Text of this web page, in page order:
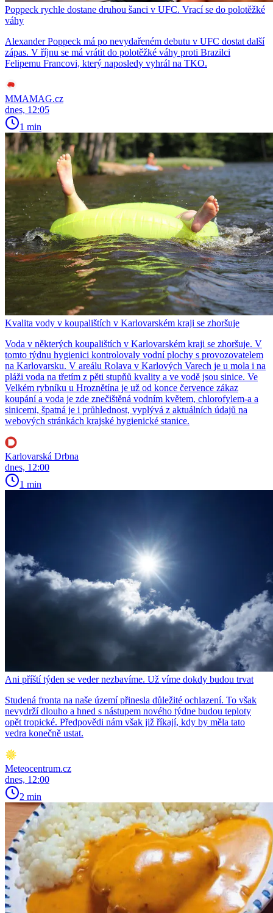
Poppeck rychle dostane druhou šanci v UFC. Vrací se do polotěžké
váhy
Alexander Poppeck má po nevydařeném debutu v UFC dostat další
zápas. V říjnu se má vrátit do polotěžké váhy proti Brazilci
Felipemu Francovi, který naposledy vyhrál na TKO.
MMAMAG.cz
dnes, 12:05
1 min
Kvalita vody v koupalištích v Karlovarském kraji se zhoršuje
Voda v některých koupalištích v Karlovarském kraji se zhoršuje. V
tomto týdnu hygienici kontrolovaly vodní plochy s provozovatelem
na Karlovarsku. V areálu Rolava v Karlových Varech je u mola i na
pláži voda na třetím z pěti stupňů kvality a ve vodě jsou sinice. Ve
Velkém rybníku u Hroznětína je už od konce července zákaz
koupání a voda je zde znečištěná vodním květem, chlorofylem-a a
sinicemi, špatná je i průhlednost, vyplývá z aktuálních údajů na
webových stránkách krajské hygienické stanice.
Karlovarská Drbna
dnes, 12:00
1 min
Ani příští týden se veder nezbavíme. Už víme dokdy budou trvat
Studená fronta na naše území přinesla důležité ochlazení. To však
nevydrží dlouho a hned s nástupem nového týdne budou teploty
opět tropické. Předpovědi nám však již říkají, kdy by měla tato
vedra konečně ustat.
Meteocentrum.cz
dnes, 12:00
2 min